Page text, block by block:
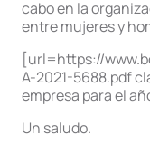
cabo en la
entre mujeres y
[url=https://
A-2021-5688.pdf
empresa para el
Un saludo.